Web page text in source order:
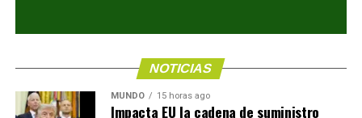
NOTICIAS
MUNDO 15 horas ago
Impacta EU la cadena de suministro